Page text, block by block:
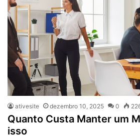
ativesite dezembro 10, 2025 0
Quanto Custa Manter um
isso